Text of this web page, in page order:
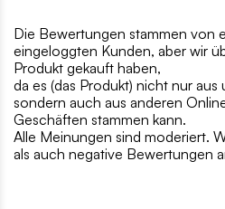
Die Bewertungen stammen von
eingeloggten Kunden, aber wir
Produkt gekauft haben,
da es (das Produkt) nicht nur
sondern auch aus anderen
Geschäften stammen kann.
Alle Meinungen sind moderiert.
als auch negative Bewertungen